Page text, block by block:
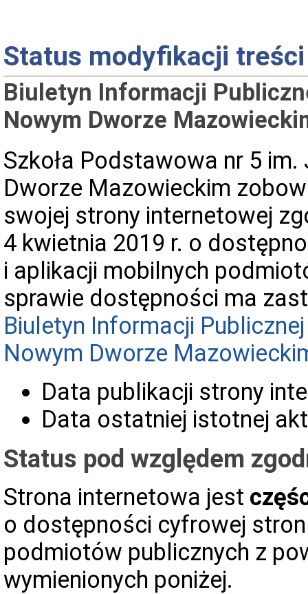
Status modyfikacji treści
Biuletyn Informacji
Nowym Dworze
Szkoła Podstawowa nr 5
Dworze Mazowieckim
swojej strony internetowej
4 kwietnia 2019 r. o
i aplikacji mobilnych
sprawie dostępności ma
Biuletyn Informacji
Nowym Dworze
Data publikacji strony
Data ostatniej istotnej
Status pod względem
Strona internetowa jest
o dostępności cyfrowej
podmiotów publicznych z
wymienionych poniżej.